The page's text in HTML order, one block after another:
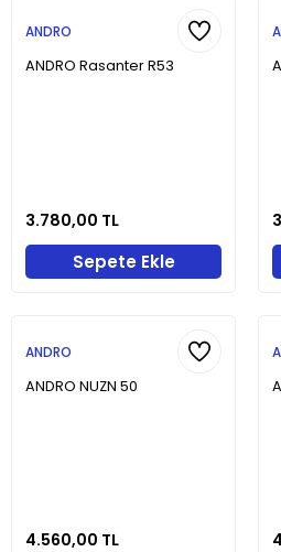
ANDRO
ANDRO Rasanter R53
3.780,00 TL
Sepete Ekle
ANDRO
ANDRO NUZN 50
4.560,00 TL